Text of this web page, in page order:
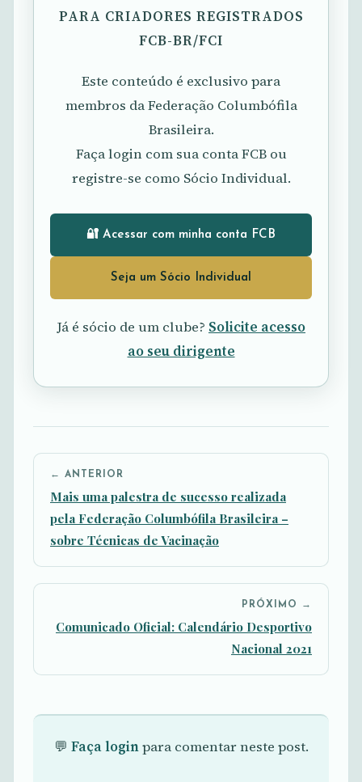
PARA CRIADORES REGISTRADOS
FCB-BR/FCI
Este conteúdo é exclusivo para
membros da Federação Columbófila
Brasileira.
Faça login com sua conta FCB ou
registre-se como Sócio Individual.
🔐 Acessar com minha conta FCB
Seja um Sócio Individual
Já é sócio de um clube? Solicite acesso
ao seu dirigente
← ANTERIOR
Mais uma palestra de sucesso realizada
pela Federação Columbófila Brasileira –
sobre Técnicas de Vacinação
PRÓXIMO →
Comunicado Oficial: Calendário Desportivo
Nacional 2021
💬 Faça loginpara comentar neste post.